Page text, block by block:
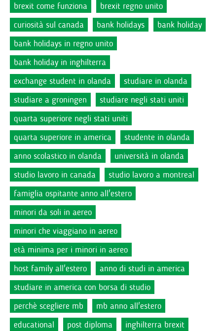
brexit come funziona
brexit regno unito
curiosità sul canada
bank holidays
bank holiday
bank holidays in regno unito
bank holiday in inghilterra
exchange student in olanda
studiare in olanda
studiare a groningen
studiare negli stati uniti
quarta superiore negli stati uniti
quarta superiore in america
studente in olanda
anno scolastico in olanda
università in olanda
studio lavoro in canada
studio lavoro a montreal
famiglia ospitante anno all'estero
minori da soli in aereo
minori che viaggiano in aereo
età minima per i minori in aereo
host family all'estero
anno di studi in america
studiare in america con borsa di studio
perchè scegliere mb
mb anno all'estero
educational
post diploma
inghilterra brexit